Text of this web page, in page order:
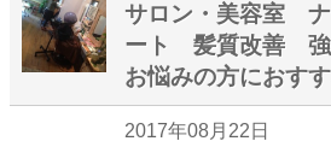
サロン・美容室 ナ
ート 髪質改善 強
お悩みの方におす
2017年08月22日